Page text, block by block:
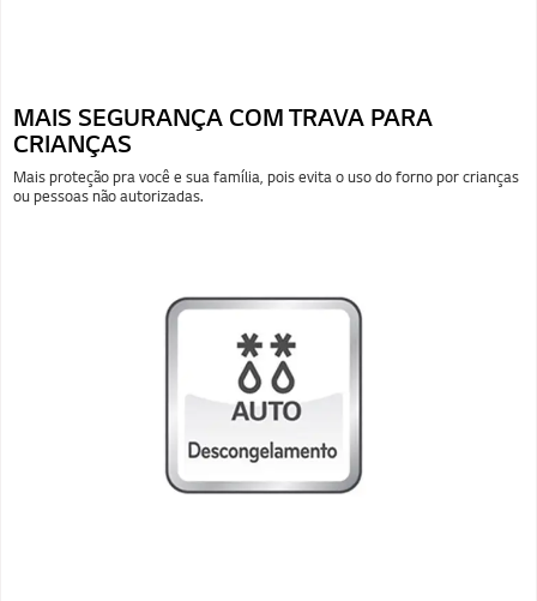
MAIS SEGURANÇA COM TRAVA PARA
CRIANÇAS
Mais proteção pra você e sua família, pois evita o uso do forno por crianças
ou pessoas não autorizadas.